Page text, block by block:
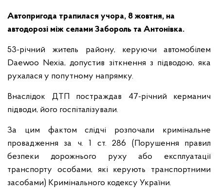
Автопригода трапилася учора, 8 жовтня, на
автодорозі між селами Забороль та Антонівка.
53-річний житель району, керуючи автомобілем
Daewoo Nexia, допустив зіткнення з підводою, яка
рухалася у попутному напрямку.
Внаслідок ДТП постраждав 47-річний керманич
підводи, його госпіталізували.
За цим фактом слідчі розпочали кримінальне
провадження за ч. 1 ст. 286 (Порушення правил
безпеки дорожнього руху або експлуатації
транспорту особами, які керують транспортними
засобами) Кримінального кодексу України.